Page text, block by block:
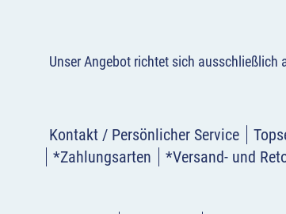
Unser Angebot richtet sich ausschließlich
Kontakt / Persönlicher Service
*Zahlungsarten
*Versand- und